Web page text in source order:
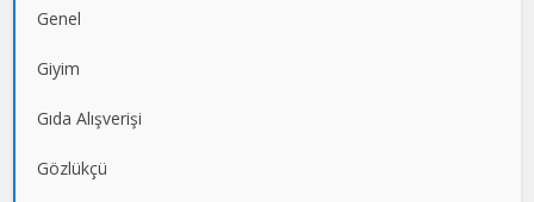
Genel
Giyim
Gıda Alışverişi
Gözlükçü